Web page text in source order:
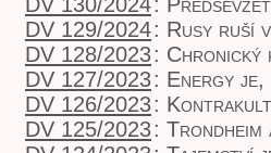
DV 129/2024: Rusy ruší
DV 128/2023: Chronický
DV 127/2023: Energy je,
DV 126/2023:
DV 125/2023: Trondheim